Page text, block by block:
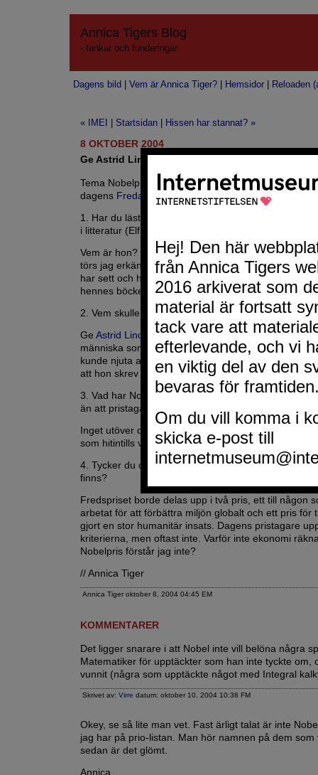
Annica Tigers Blog
- tankar och funderingar
Dagens bild Vem är Annica Tiger? Hemsidor Reloaden
« IMEI Startsidan
Hissen har stannat? »
8 OKTOBER 2004
Ge Astrid Lindgren nobelpriset postumt
Tema Nobelpriset är
dagens Fredagsfyra.
1. Har du läst något av årets Nobelpristagare
i litteratur (Elfriede Jelinek)?
Vem är hon? Jag hade faktiskt aldrig hört talas om
törs jag erkänna. Ändå läser jag mycket och ofta –
har sett och hört under morgonen på TV när de har
hennes böcker har jag nog personligen inte missat
2. Vem skulle du gett Nobelpriset i litteratur till?
Ge Astrid LindgrenNobelpriset postumt. Fast att ge
människa som skrev så att även icke intellektuella
kunde njuta av böckerna är kanske inte lika
att hon skrev barnböcker. Men är inte även det
3. Vad har Nobelprisen, i allmänhet för betydelse
än att pristagaren blir lite rikare och mer
Inget utöver det som rabblas upp ovan, inte med
som hitintills vunnit priset.
4. Tycker du det saknas något Nobelpris förutom de
finns?
Fredspriset borde delas upp i två pris, ett till någon
arbetat för att förbättra miljön globalt och ett pris för
gjort en stor humanitär insats. Dagens pristagare
kriterierna, men oftast inte. Varför inte ekonomi
Nobelpris förstår jag inte?
// Annica Tiger
Annica Tiger oktober 8, 2004 04:45 EM
KOMMENTARER
Det ligger snarare i att Nobel inte vill belöna några
Matematiker för upptäckter som han inte tyckte om,
vunnit (några som upptäckte något med Integral
Skrivet av: Virre datum: oktober 10, 2004 10:38 FM
Okey, se så lite man vet. Fast ärligt talat är inte
jag har på prio-listan. Man hör namnen på dem som
sedan är det glömt.
Annica